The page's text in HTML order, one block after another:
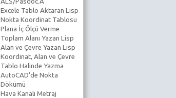
Excele Tablo Aktaran Lisp
Nokta Koordinat Tablosu
Plana İç Ölçü Verme
Toplam Alanı Yazan Lisp
Alan ve Çevre Yazan Lisp
Koordinat, Alan ve Çevre
Tablo Halinde Yazma
AutoCAD'de Nokta
Dökümü
Hava Kanalı Metraj